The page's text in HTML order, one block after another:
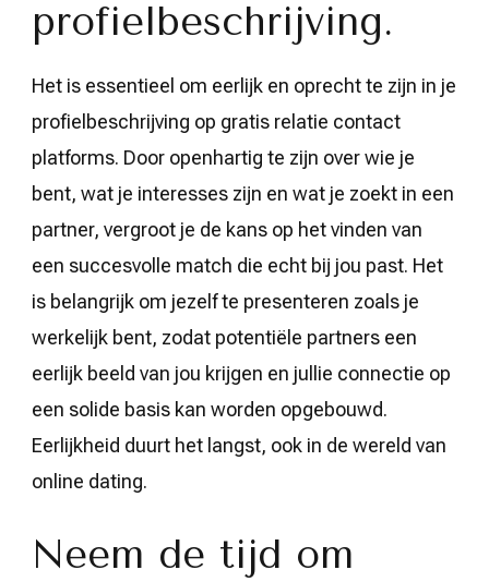
profielbeschrijving.
Het is essentieel om eerlijk en oprecht te zijn in je
profielbeschrijving op gratis relatie contact
platforms. Door openhartig te zijn over wie je
bent, wat je interesses zijn en wat je zoekt in een
partner, vergroot je de kans op het vinden van
een succesvolle match die echt bij jou past. Het
is belangrijk om jezelf te presenteren zoals je
werkelijk bent, zodat potentiële partners een
eerlijk beeld van jou krijgen en jullie connectie op
een solide basis kan worden opgebouwd.
Eerlijkheid duurt het langst, ook in de wereld van
online dating.
Neem de tijd om